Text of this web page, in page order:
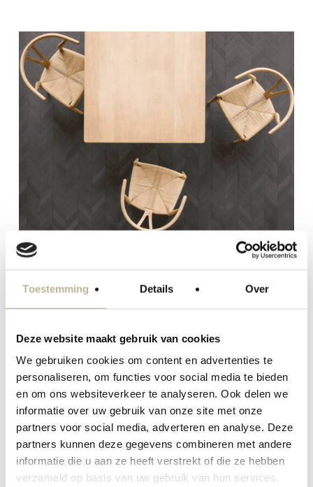
Toestemming Details Over
Deze website maakt gebruik van cookies
We gebruiken cookies om content en advertenties te
personaliseren, om functies voor social media te bieden
en om ons websiteverkeer te analyseren. Ook delen we
informatie over uw gebruik van onze site met onze
partners voor social media, adverteren en analyse. Deze
partners kunnen deze gegevens combineren met andere
informatie die u aan ze heeft verstrekt of die ze hebben
verzameld op basis van uw gebruik van hun services.